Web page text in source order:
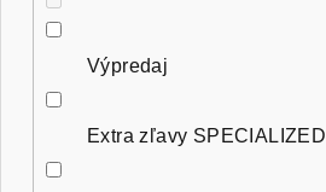
Výpredaj
Extra zľavy SPECIALIZED